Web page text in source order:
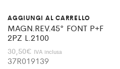
AGGIUNGI AL CARRELLO
MAGN.REV.45° FONT P+F
2PZ L.2100
30,50€ IVA inclusa
37R019139